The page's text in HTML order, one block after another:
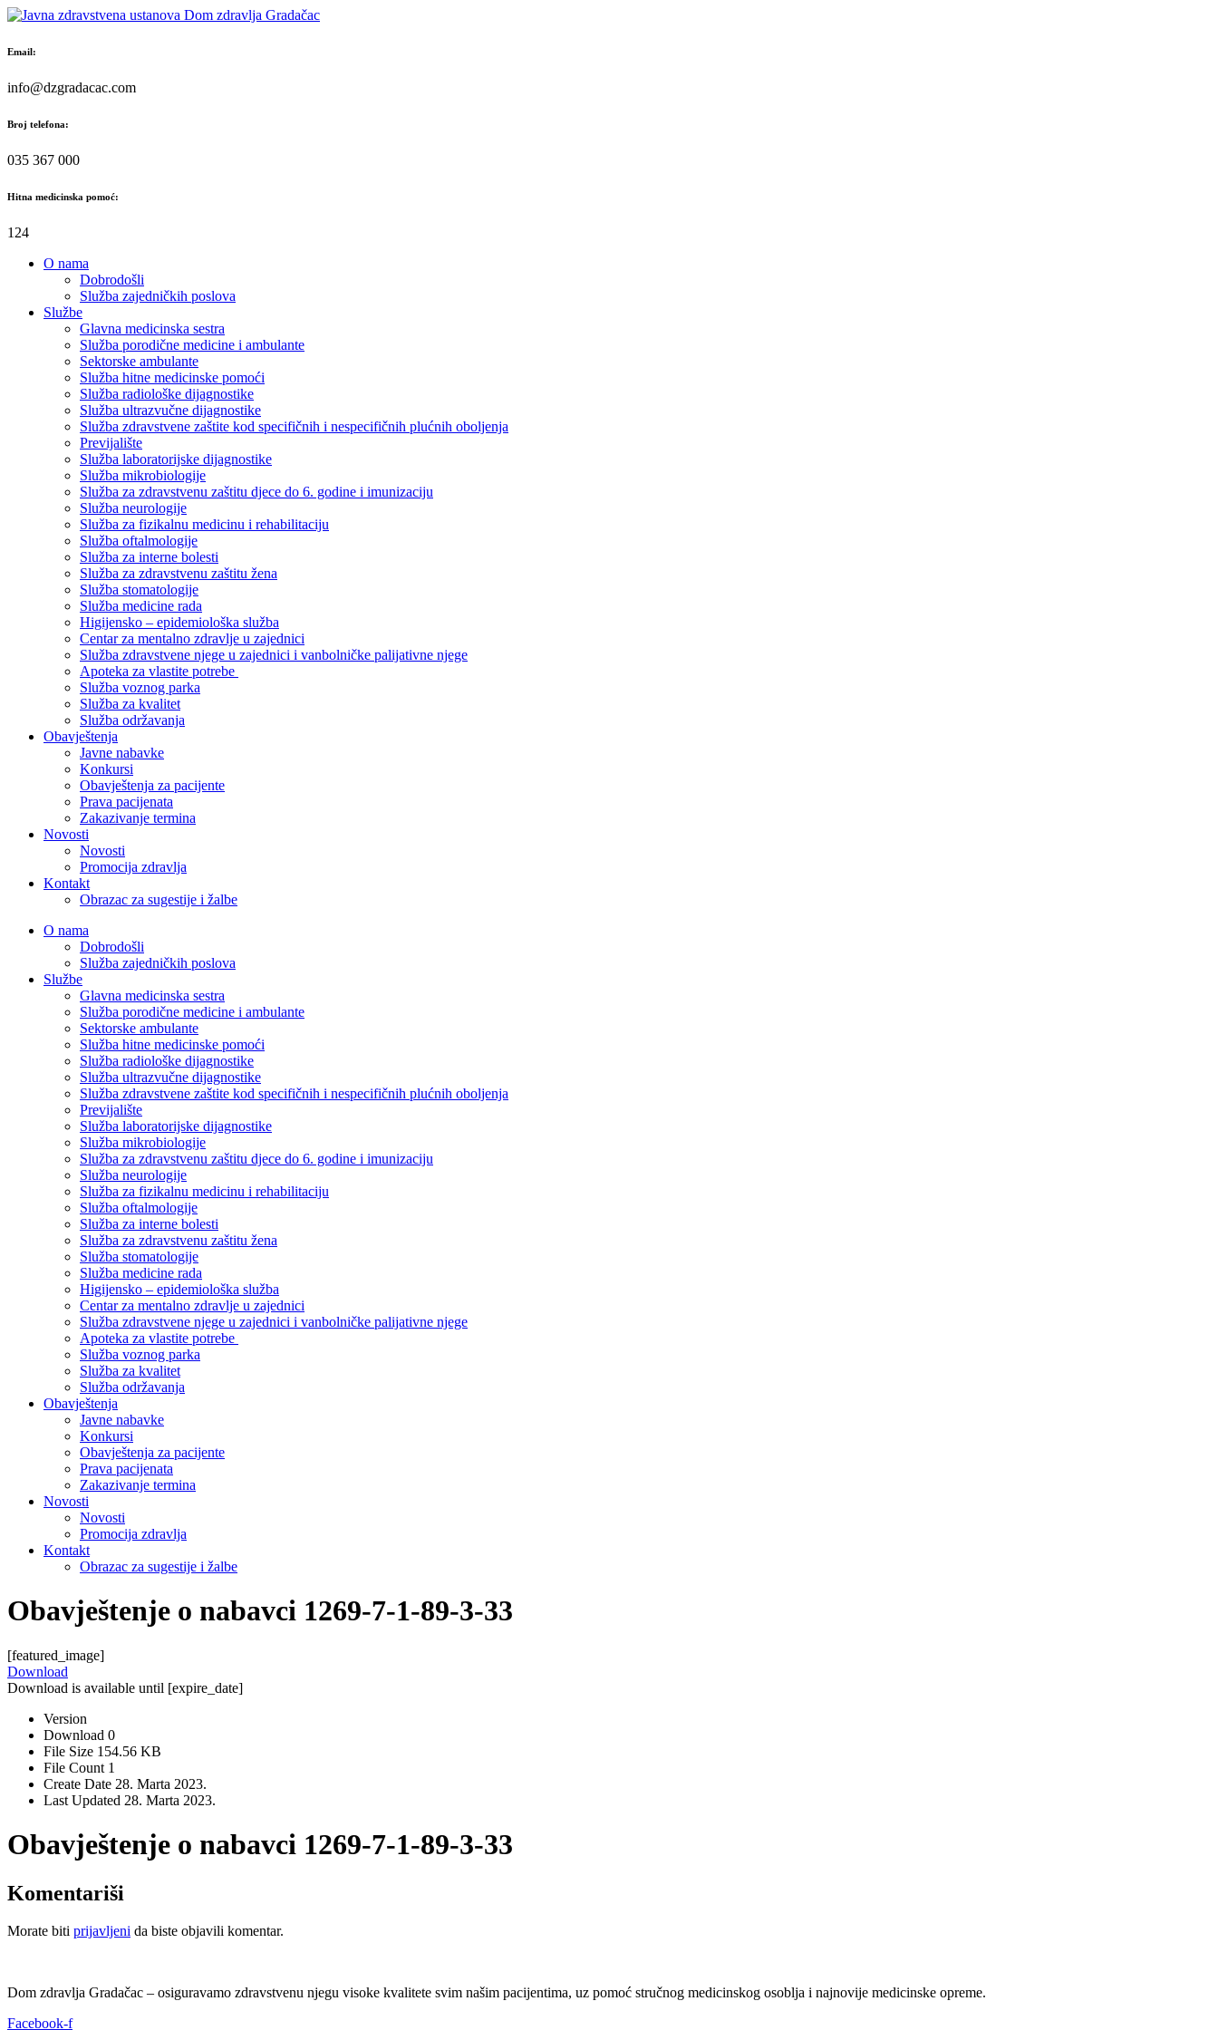
Skip
content
Email:
info@dzgradacac.com
Broj telefona:
035 367 000
Hitna medicinska pomoć:
124
O nama
Dobrodošli
Služba zajedničkih poslova
Službe
Glavna medicinska sestra
Služba porodične medicine i ambulante
Sektorske ambulante
Služba hitne medicinske pomoći
Služba radiološke dijagnostike
Služba ultrazvučne dijagnostike
Služba zdravstvene zaštite kod specifičnih i nespecifičnih plućnih oboljenja
Previjalište
Služba laboratorijske dijagnostike
Služba mikrobiologije
Služba za zdravstvenu zaštitu djece do 6. godine i imunizaciju
Služba neurologije
Služba za fizikalnu medicinu i rehabilitaciju
Služba oftalmologije
Služba za interne bolesti
Služba za zdravstvenu zaštitu žena
Služba stomatologije
Služba medicine rada
Higijensko – epidemiološka služba
Centar za mentalno zdravlje u zajednici
Služba zdravstvene njege u zajednici i vanbolničke palijativne njege
Apoteka za vlastite potrebe
Služba voznog parka
Služba za kvalitet
Služba održavanja
Obavještenja
Javne nabavke
Konkursi
Obavještenja za pacijente
Prava pacijenata
Zakazivanje termina
Novosti
Novosti
Promocija zdravlja
Kontakt
Obrazac za sugestije i žalbe
O nama
Dobrodošli
Služba zajedničkih poslova
Službe
Glavna medicinska sestra
Služba porodične medicine i ambulante
Sektorske ambulante
Služba hitne medicinske pomoći
Služba radiološke dijagnostike
Služba ultrazvučne dijagnostike
Služba zdravstvene zaštite kod specifičnih i nespecifičnih plućnih oboljenja
Previjalište
Služba laboratorijske dijagnostike
Služba mikrobiologije
Služba za zdravstvenu zaštitu djece do 6. godine i imunizaciju
Služba neurologije
Služba za fizikalnu medicinu i rehabilitaciju
Služba oftalmologije
Služba za interne bolesti
Služba za zdravstvenu zaštitu žena
Služba stomatologije
Služba medicine rada
Higijensko – epidemiološka služba
Centar za mentalno zdravlje u zajednici
Služba zdravstvene njege u zajednici i vanbolničke palijativne njege
Apoteka za vlastite potrebe
Služba voznog parka
Služba za kvalitet
Služba održavanja
Obavještenja
Javne nabavke
Konkursi
Obavještenja za pacijente
Prava pacijenata
Zakazivanje termina
Novosti
Novosti
Promocija zdravlja
Kontakt
Obrazac za sugestije i žalbe
Obavještenje o nabavci 1269-7-1-89-3-33
[featured_image]
Download
Download is available until [expire_date]
Version
Download 0
File Size 154.56 KB
File Count 1
Create Date 28. Marta 2023.
Last Updated 28. Marta 2023.
Obavještenje o nabavci 1269-7-1-89-3-33
Komentariši
Morate biti prijavljeni da biste objavili komentar.
Dom zdravlja Gradačac – osiguravamo zdravstvenu njegu visoke kvalitete svim našim pacijentima, uz pomoć stručnog medicinskog osoblja i najnovije medicinske opreme.
Facebook-f